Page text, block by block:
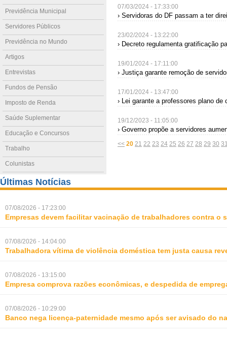
Previdência Municipal
Servidores Públicos
Previdência no Mundo
Artigos
Entrevistas
Fundos de Pensão
Imposto de Renda
Saúde Suplementar
Educação e Concursos
Trabalho
Colunistas
07/03/2024 - 17:33:00
› Servidoras do DF passam a ter
23/02/2024 - 13:22:00
› Decreto regulamenta gratificação
19/01/2024 - 17:11:00
› Justiça garante remoção de
17/01/2024 - 13:47:00
› Lei garante a professores plano de
19/12/2023 - 11:05:00
› Governo propõe a servidores
<< 20 21 22 23 24 25 26 27 28 29 30
Últimas Notícias
07/08/2026 - 17:23:00
Empresas devem facilitar vacinação de trabalhadores contra o
07/08/2026 - 14:04:00
Trabalhadora vítima de violência doméstica tem justa causa
07/08/2026 - 13:15:00
Empresa comprova razões econômicas, e despedida de
07/08/2026 - 10:29:00
Banco nega licença-paternidade mesmo após ser avisado do